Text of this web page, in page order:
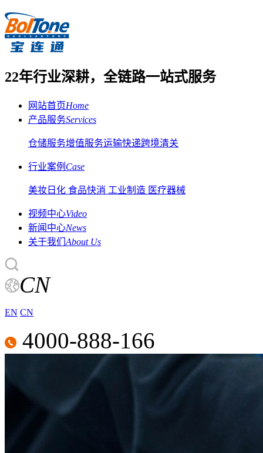
22年行业深耕，全链路一站式服务
网站首页Home
产品服务Services
仓储服务增值服务运输快递跨境清关
行业案例 Case
美妆日化 食品快消 工业制造 医疗器械
视频中心Video
新闻中心News
关于我们 About Us
CN
EN CN
4000-888-166